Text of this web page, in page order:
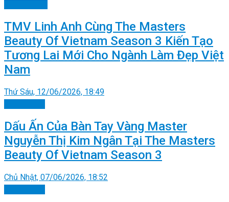
TMV Linh Anh Cùng The Masters
Beauty Of Vietnam Season 3 Kiến Tạo
Tương Lai Mới Cho Ngành Làm Đẹp Việt
Nam
Thứ Sáu, 12/06/2026, 18:49
Dấu Ấn Của Bàn Tay Vàng Master
Nguyễn Thị Kim Ngân Tại The Masters
Beauty Of Vietnam Season 3
Chủ Nhật, 07/06/2026, 18:52